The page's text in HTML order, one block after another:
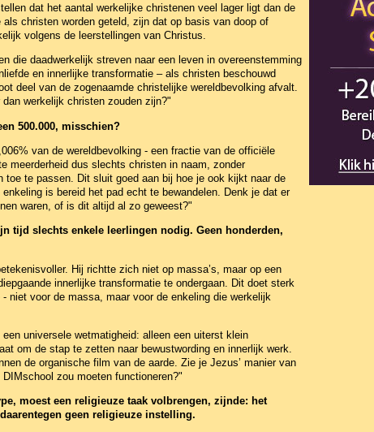
dat het aantal werkelijke christenen veel lager ligt dan de
christen worden geteld, zijn dat op basis van doop of
volgens de leerstellingen van Christus.
die daadwerkelijk streven naar een leven in overeenstemming
en innerlijke transformatie – als christen beschouwd
deel van de zogenaamde christelijke wereldbevolking afvalt.
werkelijk christen zouden zijn?"
500.000, misschien?
van de wereldbevolking - een fractie van de officiële
meerderheid dus slechts christen in naam, zonder
toe te passen. Dit sluit goed aan bij hoe je ook kijkt naar de
is bereid het pad echt te bewandelen. Denk je dat er
waren, of is dit altijd al zo geweest?"
tijd slechts enkele leerlingen nodig. Geen honderden,
Hij richtte zich niet op massa’s, maar op een
innerlijke transformatie te ondergaan. Dit doet sterk
niet voor de massa, maar voor de enkeling die werkelijk
universele wetmatigheid: alleen een uiterst klein
om de stap te zetten naar bewustwording en innerlijk werk.
de organische film van de aarde. Zie je Jezus’ manier van
zou moeten functioneren?"
moest een religieuze taak volbrengen, zijnde: het
geen religieuze instelling.